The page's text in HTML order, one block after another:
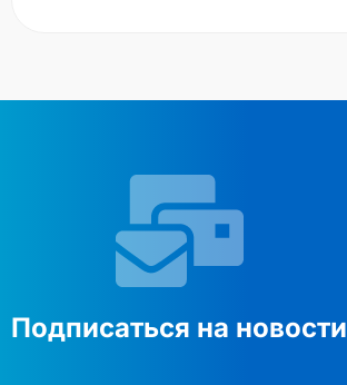
Подписаться на новости